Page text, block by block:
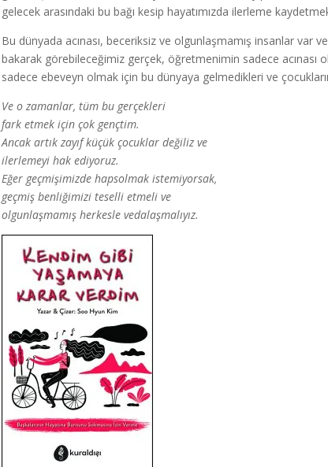
gelecek arasındaki bu bağı kesip hayatımızda ilerleme
Bu dünyada acınası, beceriksiz ve olgunlaşmamış insanlar var
bakarak görebileceğimiz gerçek, öğretmenimin sadece acınası
sadece ebeveyn olmak için bu dünyaya gelmedikleri ve
Ve o zamanlar, tüm bu gerçekleri
fark etmek için çok gençtim.
Ancak artık zayıf küçük çocuklar değiliz ve
ilerlemeyi hak ediyoruz.
Eğer geçmişimizde hapsolmak istemiyorsak,
geçmiş benliğimizi teselli etmeli ve
olgunlaşmamış herkesle vedalaşmalıyız.